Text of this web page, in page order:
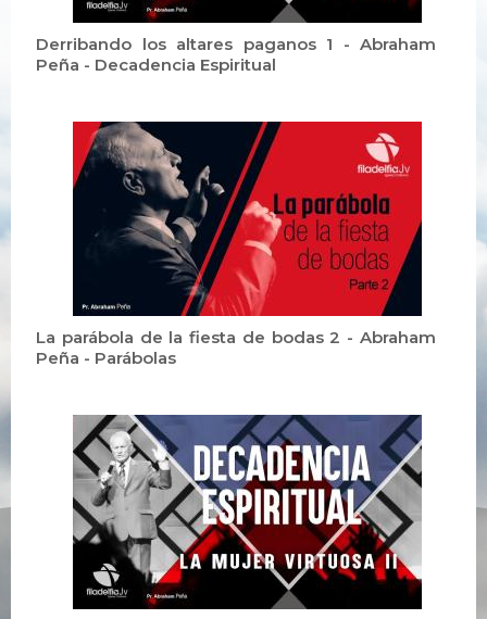
Derribando los altares paganos 1 - Abraham
Peña - Decadencia Espiritual
La parábola de la fiesta de bodas 2 - Abraham
Peña - Parábolas